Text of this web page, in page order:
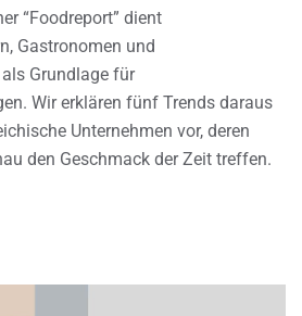
“Foodreport” dient
Gastronomen und
Grundlage für
Wir erklären fünf Trends daraus
Unternehmen vor, deren
den Geschmack der Zeit treffen.